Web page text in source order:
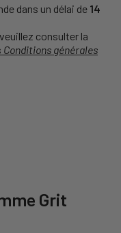
dans un délai de 14
consulter la
Conditions générales
Grit